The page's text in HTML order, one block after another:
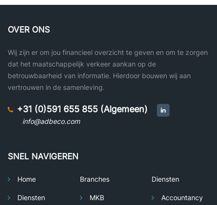
OVER ONS
Wij zijn er om jou financieel overzicht te geven en om te zorgen
dat het maatschappelijk verkeer aankan op de
betrouwbaarheid van informatie. Hierdoor bouwen wij aan
vertrouwen in de samenleving.
+31 (0)591 655 855 (Algemeen)
info@adbeco.com
SNEL NAVIGEREN
Home
Diensten
Branches
MKB
Diensten
Accountancy